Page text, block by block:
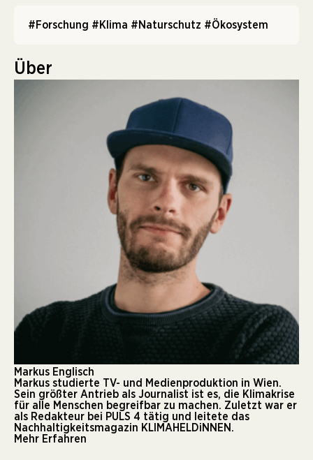
#Forschung #Klima #Naturschutz #Ökosystem
Über
Markus Englisch
Markus studierte TV- und Medienproduktion in Wien.
Sein größter Antrieb als Journalist ist es, die Klimakrise
für alle Menschen begreifbar zu machen. Zuletzt war er
als Redakteur bei PULS 4 tätig und leitete das
Nachhaltigkeitsmagazin KLIMAHELDiNNEN.
Mehr Erfahren